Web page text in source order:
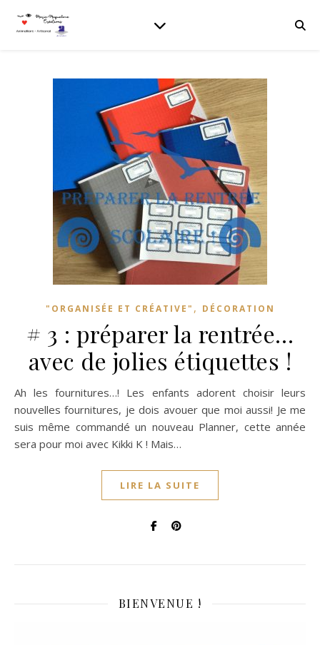
"ORGANISÉE ET CRÉATIVE" , DÉCORATION
# 3 : préparer la rentrée…
avec de jolies étiquettes !
Ah les fournitures…! Les enfants adorent choisir leurs
nouvelles fournitures, je dois avouer que moi aussi! Je me
suis même commandé un nouveau Planner, cette année
sera pour moi avec Kikki K ! Mais…
LIRE LA SUITE
BIENVENUE !